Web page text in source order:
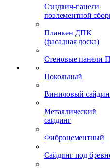
Сэндвич-панели
поэлементной
Планкен ДПК
(фасадная доска)
Стеновые панели
Цокольный
Виниловый
Металлический
сайдинг
Фиброцементный
Сайдинг под